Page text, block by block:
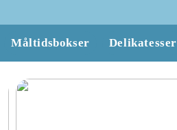
Måltidsbokser Delikatesser